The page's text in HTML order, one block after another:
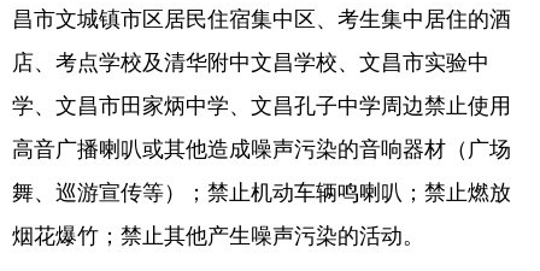
昌市文城镇市区居民住宿集中区、考生集中居住的酒
店、考点学校及清华附中文昌学校、文昌市实验中
学、文昌市田家炳中学、文昌孔子中学周边禁止使用
高音广播喇叭或其他造成噪声污染的音响器材（广场
舞、巡游宣传等）；禁止机动车辆鸣喇叭；禁止燃放
烟花爆竹；禁止其他产生噪声污染的活动。